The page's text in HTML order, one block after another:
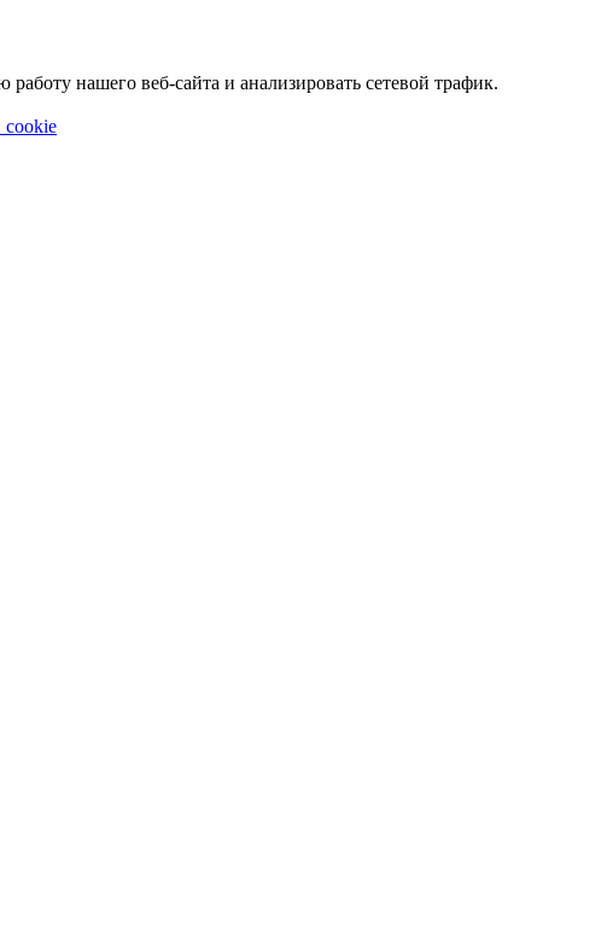
нашего веб-сайта и анализировать сетевой трафик.
cookie